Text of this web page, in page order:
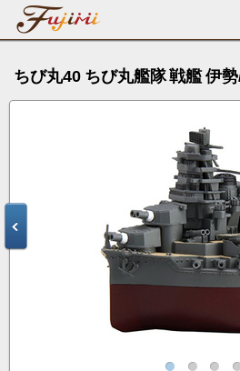
ちび丸40 ちび丸艦隊 戦艦 伊